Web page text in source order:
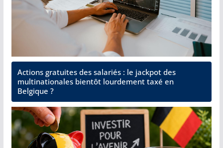
Actions gratuites des salariés : le jackpot des
multinationales bientôt lourdement taxé en
Belgique ?